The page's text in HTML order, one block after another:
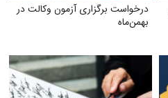
درخواست برگزاری آزمون وکالت در
بهمن‌ماه